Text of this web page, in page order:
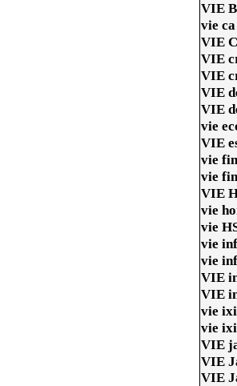
VIE
vie ca
VIE
VIE
VIE
VIE
VIE
vie
VIE
vie
vie
VIE
vie
vie
vie
vie
VIE
VIE
vie
vie
VIE
VIE
VIE